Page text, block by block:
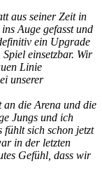
aus seiner Zeit in
Auge gefasst und
ein Upgrade
einsetzbar. Wir
Linie
unserer
an die Arena und die
Jungs und ich
fühlt sich schon jetzt
in der letzten
Gefühl, dass wir